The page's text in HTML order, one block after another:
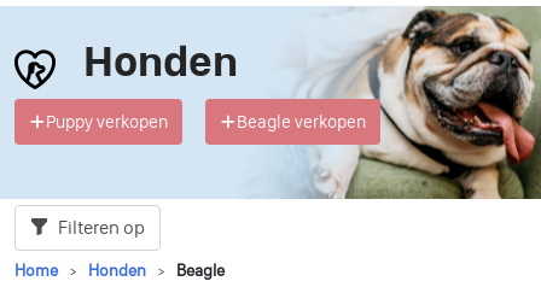
Honden
Puppy verkopen Beagle verkopen
Filteren op
Home Honden Beagle